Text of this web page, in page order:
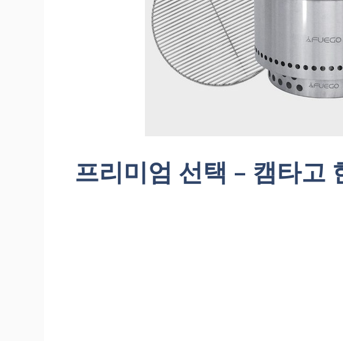
프리미엄 선택 – 캠타고